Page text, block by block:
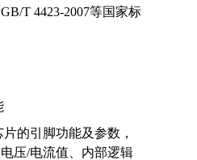
T 4423-2007等国家标
的引脚功能及参数，
压/电流值、内部逻辑